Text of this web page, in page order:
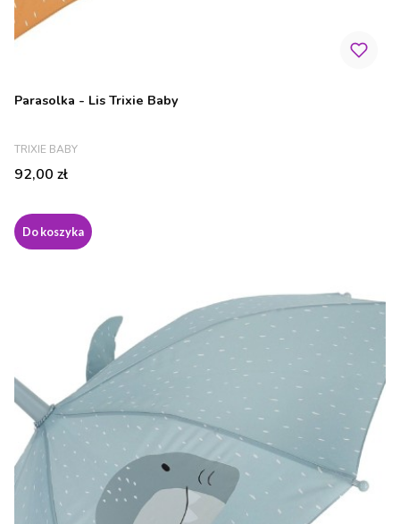
Parasolka - Lis Trixie Baby
PRODUCENT
TRIXIE BABY
Cena
92,00 zł
Do koszyka